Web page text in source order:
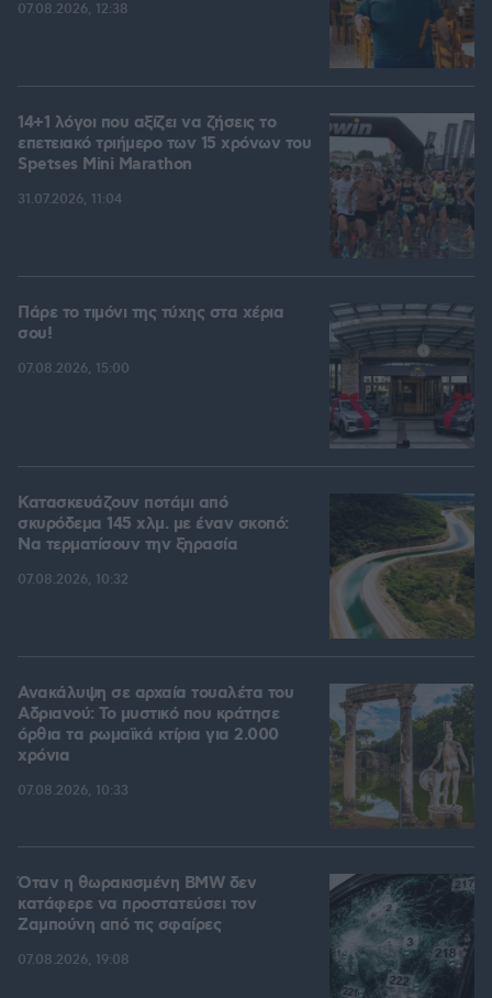
07.08.2026, 12:38
14+1 λόγοι που αξίζει να ζήσεις το
επετειακό τριήμερο των 15 χρόνων του
Spetses Mini Marathon
31.07.2026, 11:04
Πάρε το τιμόνι της τύχης στα χέρια
σου!
07.08.2026, 15:00
Κατασκευάζουν ποτάμι από
σκυρόδεμα 145 χλμ. με έναν σκοπό:
Να τερματίσουν την ξηρασία
07.08.2026, 10:32
Ανακάλυψη σε αρχαία τουαλέτα του
Αδριανού: Το μυστικό που κράτησε
όρθια τα ρωμαϊκά κτίρια για 2.000
χρόνια
07.08.2026, 10:33
Όταν η θωρακισμένη BMW δεν
κατάφερε να προστατεύσει τον
Ζαμπούνη από τις σφαίρες
07.08.2026, 19:08